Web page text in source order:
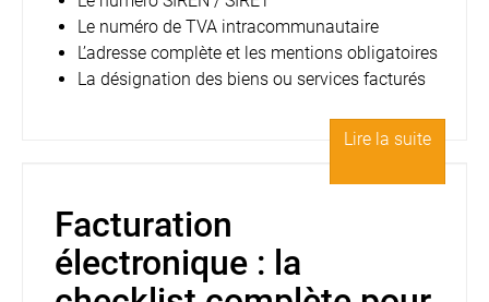
Le numéro de TVA intracommunautaire
L’adresse complète et les mentions obligatoires
La désignation des biens ou services facturés
Lire la suite
Facturation
électronique : la